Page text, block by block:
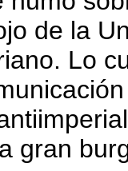
de la
Lo
gran